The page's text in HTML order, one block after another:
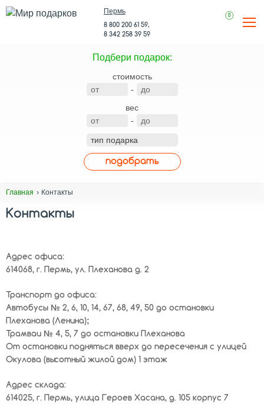
0
Пермь
8 800 200 61 59,
8 342 258 39 59
Подбери подарок:
стоимость
-
вес
-
подобрать
Главная Контакты
Контакты
Адрес офиса:
614068, г. Пермь, ул. Плеханова д. 2
Транспорт до офиса:
Автобусы № 2, 6, 10, 14, 67, 68, 49, 50 до остановки
Плеханова (Ленина);
Трамваи № 4, 5, 7 до остановки Плеханова
От остановки подняться вверх до пересечения с улицей
Окулова (высотный жилой дом) 1 этаж
Адрес склада:
614025, г. Пермь, улица Героев Хасана, д. 105 корпус 7